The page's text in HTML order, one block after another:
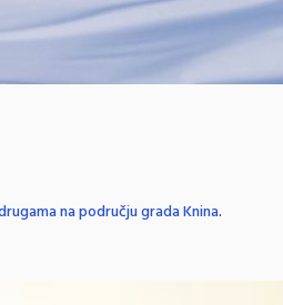
na području grada Knina.